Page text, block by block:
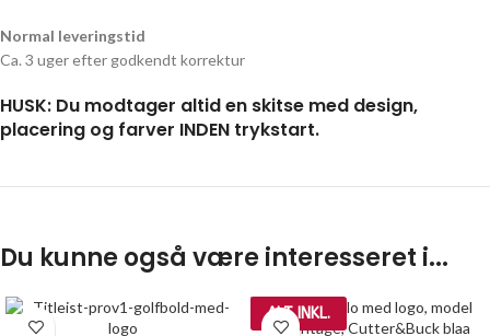
Normal leveringstid
Ca. 3 uger efter godkendt korrektur
HUSK: Du modtager altid en skitse med design,
placering og farver INDEN trykstart.
Du kunne også være interesseret i...
ALT INKL.